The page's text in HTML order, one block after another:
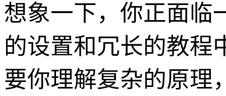
想象一下，你正面临
的设置和冗长的教程
要你理解复杂的原理